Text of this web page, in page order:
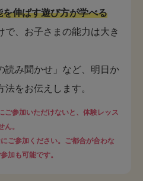
伸ばす遊び方が学べる
で、お子さまの能力は大き
読み聞かせ」など、明日か
をお伝えします。
参加いただけないと、体験レッス
。
ご参加ください。ご都合が合わな
加も可能です。